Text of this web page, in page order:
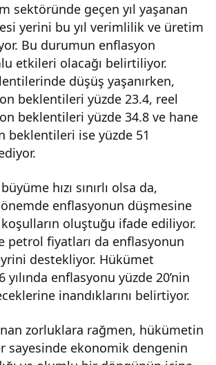
sektöründe geçen yıl yaşanan
yerini bu yıl verimlilik ve üretim
Bu durumun enflasyon
etkileri olacağı belirtiliyor.
düşüş yaşanırken,
beklentileri yüzde 23.4, reel
beklentileri yüzde 34.8 ve hane
beklentileri ise yüzde 51
hızı sınırlı olsa da,
enflasyonun düşmesine
oluştuğu ifade ediliyor.
petrol fiyatları da enflasyonun
destekliyor. Hükümet
enflasyonu yüzde 20’nin
inandıklarını belirtiyor.
zorluklara rağmen, hükümetin
sayesinde ekonomik dengenin